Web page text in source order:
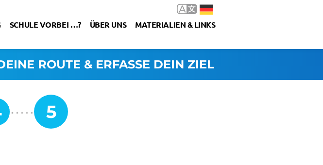
SCHULE VORBEI …? ÜBER UNS MATERIALIEN & LINKS
ROUTE & ERFASSE DEIN ZIEL